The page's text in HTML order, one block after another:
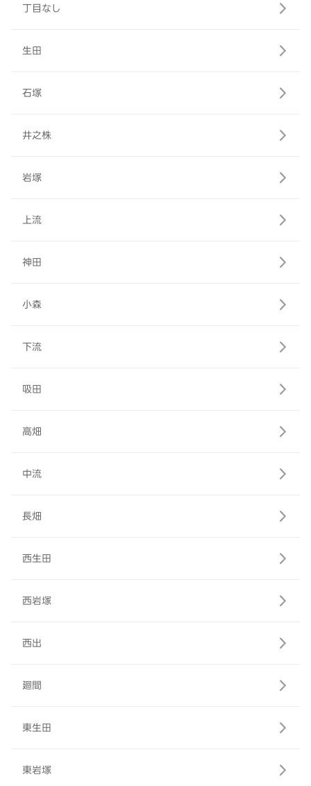
丁目なし
生田
石塚
井之株
岩塚
上流
神田
小森
下流
吸田
高畑
中流
長畑
西生田
西岩塚
西出
廻間
東生田
東岩塚